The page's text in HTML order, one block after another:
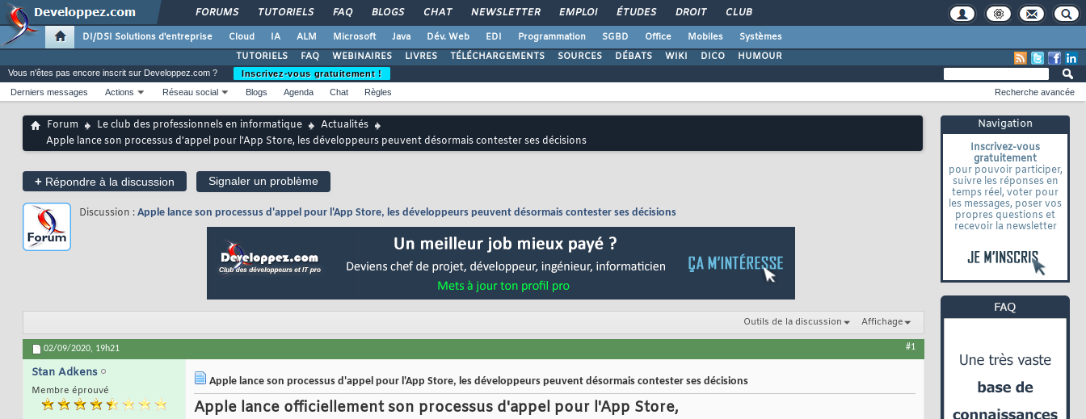
FORUMS TUTORIELS FAQ BLOGS CHAT NEWSLETTER EMPLOI ÉTUDES DROIT CLUB
DI/DSI Solutions d'entreprise Cloud IA ALM Microsoft Java Dév. Web EDI Programmation SGBD Office Mobiles
Systèmes
TUTORIELS
FAQ WEBINAIRES LIVRES TÉLÉCHARGEMENTS SOURCES DÉBATS WIKI DICO HUMOUR
Navigation
Inscrivez-vous
gratuitement
pour pouvoir participer,
suivre les réponses en
temps réel, voter pour
les messages, poser vos
propres questions et
recevoir la newsletter
Vous n'êtes pas encore inscrit sur Developpez.com ?
Inscrivez-vous gratuitement !
Derniers messages
Actions Réseau social Blogs Agenda Chat Règles Recherche avancée
Forum Le club des professionnels en informatique
Actualités
Apple lance son processus d'appel pour l'App Store, les développeurs peuvent désormais contester ses décisions
+ Répondre à la discussion Signaler un problème
Discussion : Apple lance son processus d'appel pour l'App Store, les développeurs peuvent désormais contester ses décisions
Outils de la discussion Affichage
02/09/2020, 19h21 #1
Stan Adkens
Membre éprouvé
Apple lance son processus d'appel pour l'App Store, les développeurs peuvent désormais contester ses décisions
Apple lance officiellement son processus d'appel pour l'App Store,